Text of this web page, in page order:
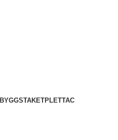
BYGGSTAKETPLETTAC